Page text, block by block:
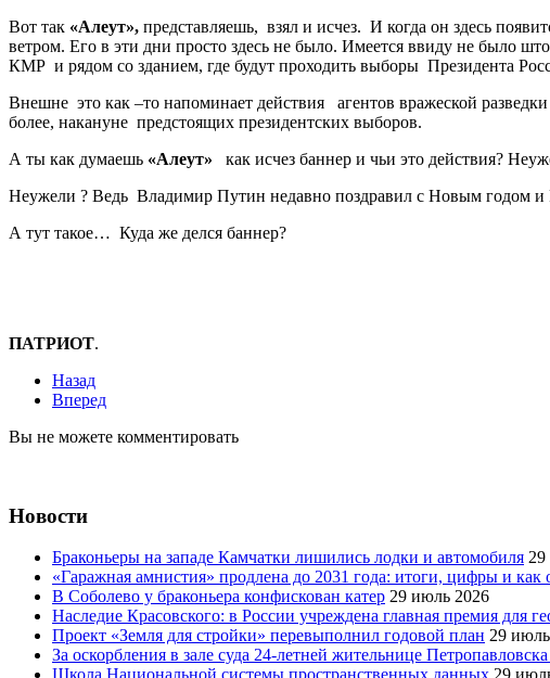
Вот так «Алеут», представляешь, взял и исчез. И когда он здесь
ветром. Его в эти дни просто здесь не было. Имеется ввиду не было
КМР и рядом со зданием, где будут проходить выборы Президента
Внешне это как –то напоминает действия агентов вражеской
более, накануне предстоящих президентских выборов.
А ты как думаешь «Алеут» как исчез баннер и чьи это действия?
Неужели ? Ведь Владимир Путин недавно поздравил с Новым годом
А тут такое… Куда же делся баннер?
ПАТРИОТ.
Назад
Вперед
Вы не можете комментировать
Новости
Браконьеры на западе Камчатки лишились лодки и автомобиля
«Гаражная амнистия» продлена до 2031 года: итоги, цифры и как
В Соболево у браконьера конфискован катер 29 июль 2026
Наследие Красовского: в России учреждена главная премия для
Проект «Земля для стройки» перевыполнил годовой план 29
За оскорбления в зале суда 24-летней жительнице